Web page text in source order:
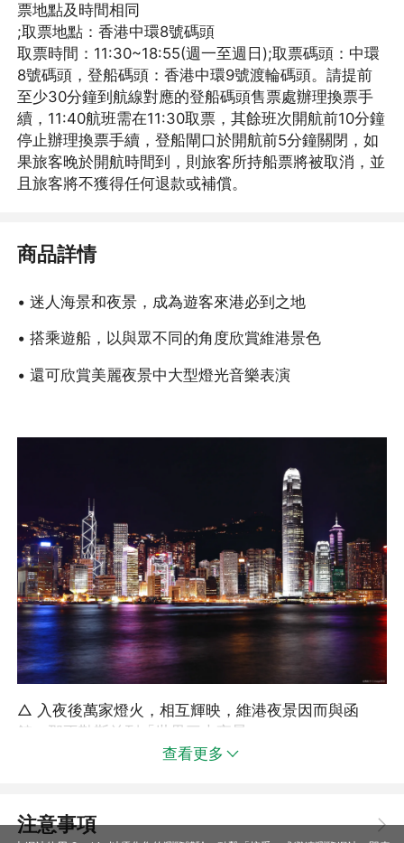
票地點及時間相同
;取票地點：香港中環8號碼頭
取票時間：11:30~18:55(週一至週日);取票碼頭：中環
8號碼頭，登船碼頭：香港中環9號渡輪碼頭。請提前
至少30分鐘到航線對應的登船碼頭售票處辦理換票手
續，11:40航班需在11:30取票，其餘班次開航前10分鐘
停止辦理換票手續，登船閘口於開航前5分鐘關閉，如
果旅客晚於開航時間到，則旅客所持船票將被取消，並
且旅客將不獲得任何退款或補償。
商品詳情
• 迷人海景和夜景，成為遊客來港必到之地
• 搭乘遊船，以與眾不同的角度欣賞維港景色
• 還可欣賞美麗夜景中大型燈光音樂表演
△ 入夜後萬家燈火，相互輝映，維港夜景因而與函
館、那不勒斯並列「世界三大夜景」。
查看更多
注意事項